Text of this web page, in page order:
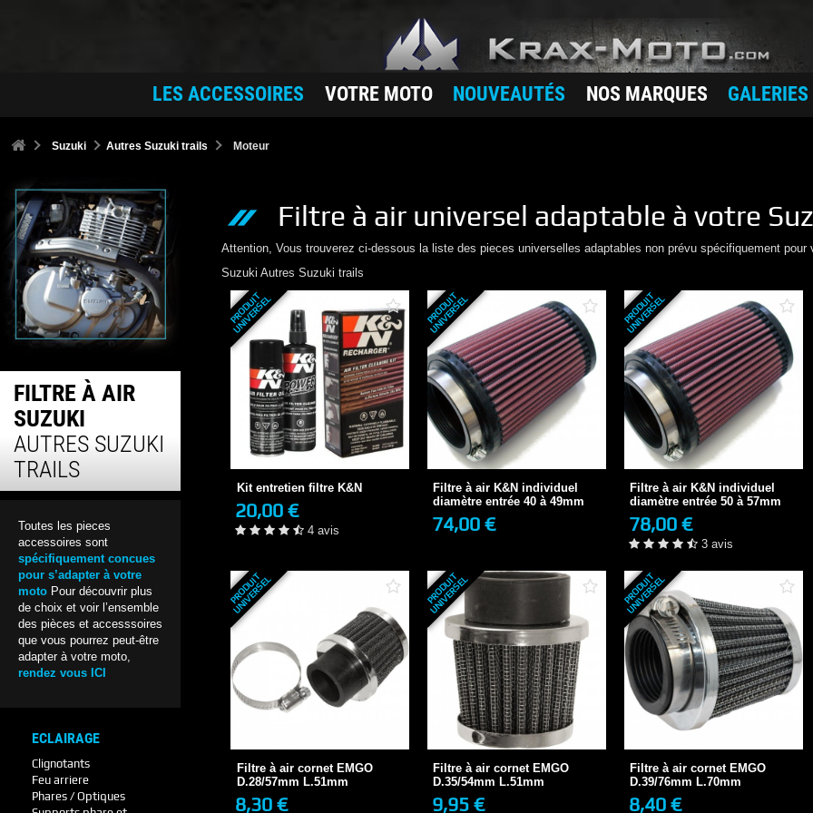
LES ACCESSOIRES VOTRE MOTO NOUVEAUTÉS NOS MARQUES GALERIES
Suzuki Autres Suzuki trails Moteur
FILTRE À AIR
SUZUKI
AUTRES SUZUKI
TRAILS
Toutes les pieces
accessoires sont
spécifiquement concues
pour s’adapter à votre
moto Pour découvrir plus
de choix et voir l’ensemble
des pièces et accesssoires
que vous pourrez peut-être
adapter à votre moto,
rendez vous ICI
ECLAIRAGE
Clignotants
Feu arriere
Phares / Optiques
Filtre à air universel adaptable à votre
Attention, Vous trouverez ci-dessous la liste des pieces universelles adaptables non prévu spécifiquement pour
Suzuki Autres Suzuki trails
P
R
O
D
U
I
T
U
N
I
V
E
R
S
E
L
Kit entretien filtre K&N
20,00 €
Kit entretien filtre K&N
20,00 € EN STOCK
4 avis
+ DE DÉTAILS
4 avis
P
R
O
D
U
I
T
U
N
I
V
E
R
S
E
L
Filtre à air K&N individuel
diamètre entrée 40 à 49mm
74,00 €
Filtre à air K&N individuel
diamètre...
74,00 €
P
R
O
D
U
I
T
U
N
I
V
E
R
S
E
L
Filtre à air K&N individuel
diamètre entrée 50 à 57mm
78,00 €
Filtre à air K&N individuel
diamètre...
78,00 €
3 avis
+ DE DÉTAILS
3 avis
P
R
O
D
U
I
T
U
N
I
V
E
R
S
E
L
Filtre à air cornet EMGO
D.28/57mm L.51mm
8,30 €
Filtre à air cornet EMGO
8,30 €
P
R
O
D
U
I
T
U
N
I
V
E
R
S
E
L
Filtre à air cornet EMGO
D.35/54mm L.51mm
9,95 €
Filtre à air cornet EMGO
D.35/54mm L.51mm
9,95 €
P
R
O
D
U
I
T
U
N
I
V
E
R
S
E
L
Filtre à air cornet EMGO
D.39/76mm L.70mm
8,40 €
Filtre à air cornet EMGO
D.39/76mm L.70mm
8,40 €